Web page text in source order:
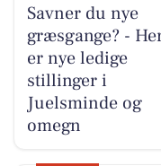
Savner du nye
græsgange? -
er nye ledige
stillinger i
Juelsminde og
omegn